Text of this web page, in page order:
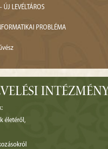
ÚJ LEVÉLTÁROS
PROBLÉMA
életéről,